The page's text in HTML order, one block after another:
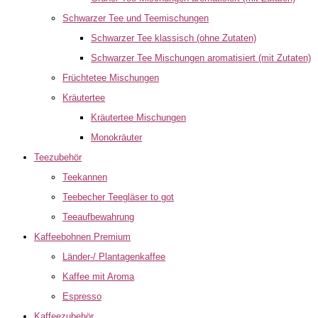
Schwarzer Tee und Teemischungen
Schwarzer Tee klassisch (ohne Zutaten)
Schwarzer Tee Mischungen aromatisiert (mit Zutaten)
Früchtetee Mischungen
Kräutertee
Kräutertee Mischungen
Monokräuter
Teezubehör
Teekannen
Teebecher Teegläser to got
Teeaufbewahrung
Kaffeebohnen Premium
Länder-/ Plantagenkaffee
Kaffee mit Aroma
Espresso